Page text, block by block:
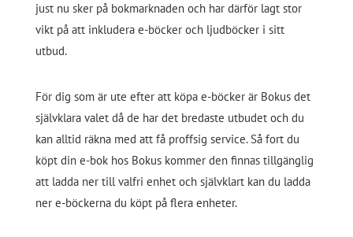
just nu sker på bokmarknaden och har därför lagt stor
vikt på att inkludera e-böcker och ljudböcker i sitt
utbud.
För dig som är ute efter att köpa e-böcker är Bokus det
självklara valet då de har det bredaste utbudet och du
kan alltid räkna med att få proffsig service. Så fort du
köpt din e-bok hos Bokus kommer den finnas tillgänglig
att ladda ner till valfri enhet och självklart kan du ladda
ner e-böckerna du köpt på flera enheter.